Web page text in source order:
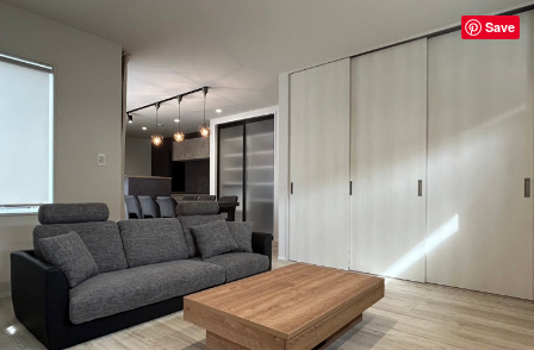
Save